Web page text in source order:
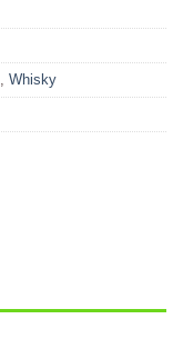
Whisky